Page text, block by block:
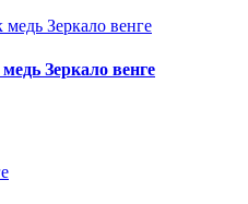
Зеркало венге